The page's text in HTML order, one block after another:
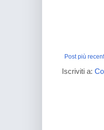
Post più
Iscriviti a: